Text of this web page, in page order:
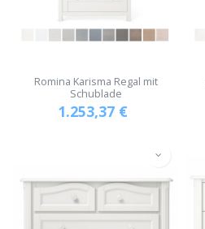
Romina Karisma Regal mit
Schublade
1.253,37€